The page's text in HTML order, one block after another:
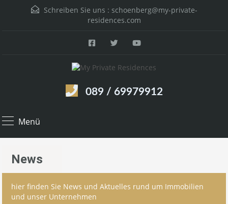
Schreiben Sie uns : schoenberg@my-private-
residences.com
089 / 69979912
Menü
News
hier finden Sie News und Aktuelles rund um Immobilien
und unser Unternehmen